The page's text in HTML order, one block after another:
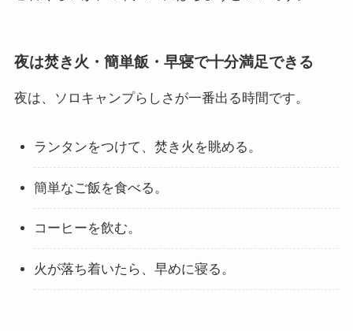
夜は焚き火・簡単飯・早寝で十分満足できる
夜は、ソロキャンプらしさが一番出る時間です。
ランタンをつけて、焚き火を眺める。
簡単なご飯を食べる。
コーヒーを飲む。
火が落ち着いたら、早めに寝る。